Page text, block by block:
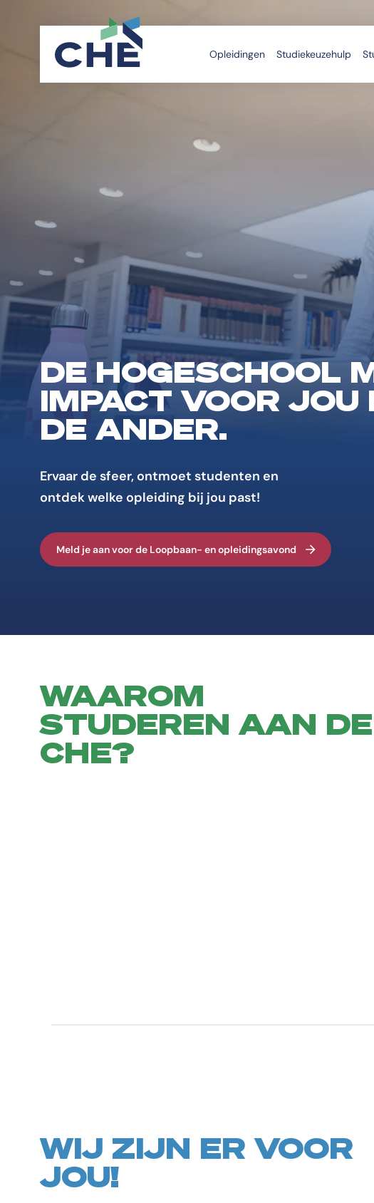
Opleidingen Studiekeuzehulp
DE HOGESCHOOL
IMPACT VOOR JOU
DE ANDER.
Ervaar de sfeer, ontmoet studenten en
ontdek welke opleiding bij jou past!
Meld je aan voor de Loopbaan- en opleidingsavond
WAAROM
STUDEREN AAN DE
CHE?
WIJ ZIJN ER VOOR
JOU!